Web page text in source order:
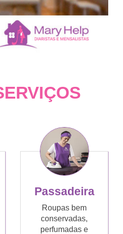
Passadeira
Roupas bem
conservadas,
perfumadas e